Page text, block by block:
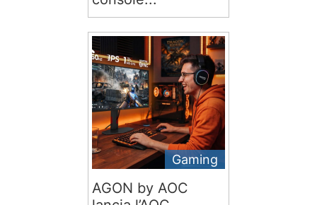
Gaming
AGON by AOC